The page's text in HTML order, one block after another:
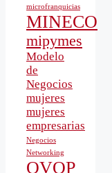
microfranquicias
MINECO
mipymes
Modelo
de
Negocios
mujeres
mujeres
empresarias
Negocios
Networking
OVOP